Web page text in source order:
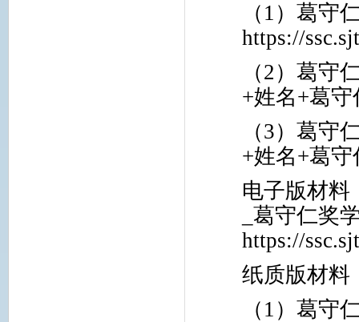
（ 1 ）葛守
https://
（2 ）葛守
+姓名+葛守
（3）葛守
+姓名+葛守
电子版材料
_葛守仁奖
https://
纸质版材料
（ 1 ）葛守